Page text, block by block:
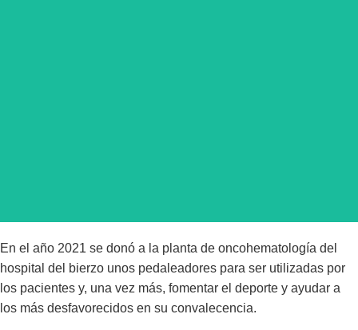
En el año 2021 se donó a la planta de oncohematología del
hospital del bierzo unos pedaleadores para ser utilizadas por
los pacientes y, una vez más, fomentar el deporte y ayudar a
los más desfavorecidos en su convalecencia.